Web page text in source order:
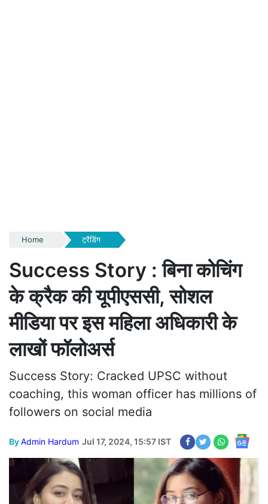
Home ट्रैडिंग
Success Story : बिना कोचिंग
के क्रैक की यूपीएससी, सोशल
मीडिया पर इस महिला अधिकारी के
लाखों फॉलोअर्स
Success Story: Cracked UPSC without
coaching, this woman officer has millions of
followers on social media
ByAdmin Hardum Jul 17, 2024, 15:57 IST